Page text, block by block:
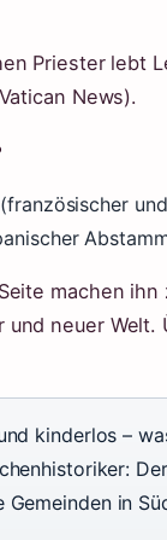
Priester lebt
News).
(französischer
machen
neuer
kinderlos –
in